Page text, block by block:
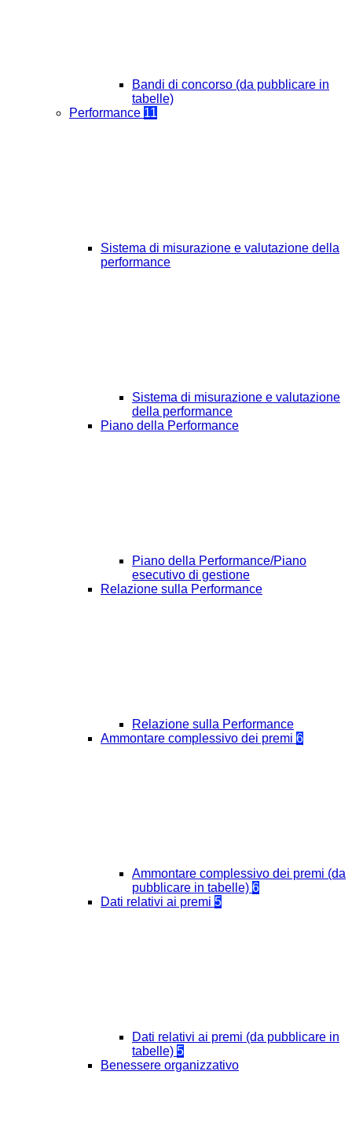
Bandi di concorso (da pubblicare in
tabelle)
Performance 11
Sistema di misurazione e valutazione della
performance
Sistema di misurazione e valutazione
della performance
Piano della Performance
Piano della Performance/Piano
esecutivo di gestione
Relazione sulla Performance
Relazione sulla Performance
Ammontare complessivo dei premi 6
Ammontare complessivo dei premi (da
pubblicare in tabelle) 6
Dati relativi ai premi 5
Dati relativi ai premi (da pubblicare in
tabelle) 5
Benessere organizzativo